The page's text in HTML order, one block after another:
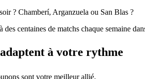
? Chamberí, Arganzuela ou San Blas ?
des centaines de matchs chaque semaine
à votre rythme
sont votre meilleur allié.